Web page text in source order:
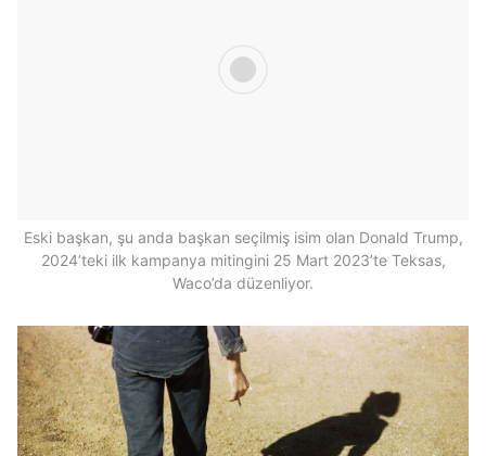
Eski başkan, şu anda başkan seçilmiş isim olan Donald Trump,
2024’teki ilk kampanya mitingini 25 Mart 2023’te Teksas,
Waco’da düzenliyor.